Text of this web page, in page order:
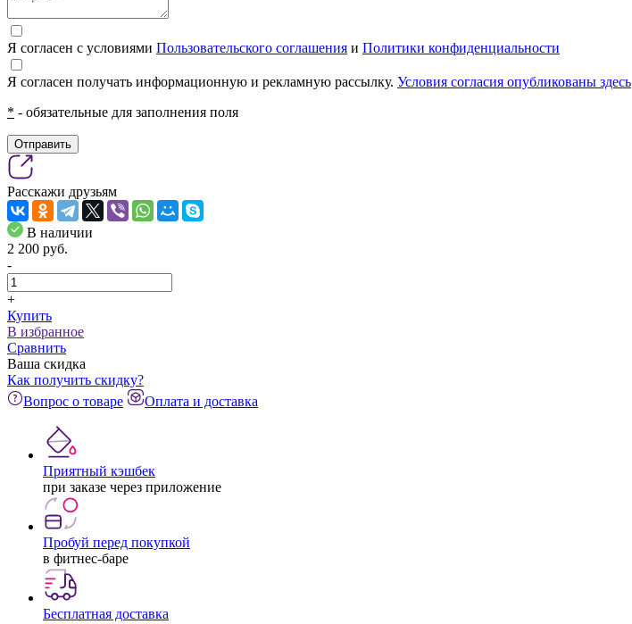
Я согласен с условиями Пользовательского соглашения и Политики конфиденциальности
Я согласен получать информационную и рекламную рассылку. Условия согласия опубликованы здесь
* - обязательные для заполнения поля
Отправить
Расскажи друзьям
В наличии
2 200 pуб.
-
+
Купить
В избранное
Сравнить
Ваша скидка
Как получить скидку?
Вопрос о товаре
Оплата и доставка
Приятный кэшбек
при заказе через приложение
Пробуй перед покупкой
в фитнес-баре
Бесплатная доставка